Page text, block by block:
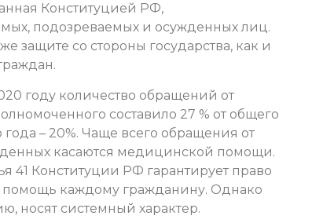
Конституцией РФ,
подозреваемых и осужденных лиц.
защите со стороны государства, как и
году количество обращений от
составило 27 % от общего
– 20%. Чаще всего обращения от
касаются медицинской помощи.
41 Конституции РФ гарантирует право
каждому гражданину. Однако
носят системный характер.